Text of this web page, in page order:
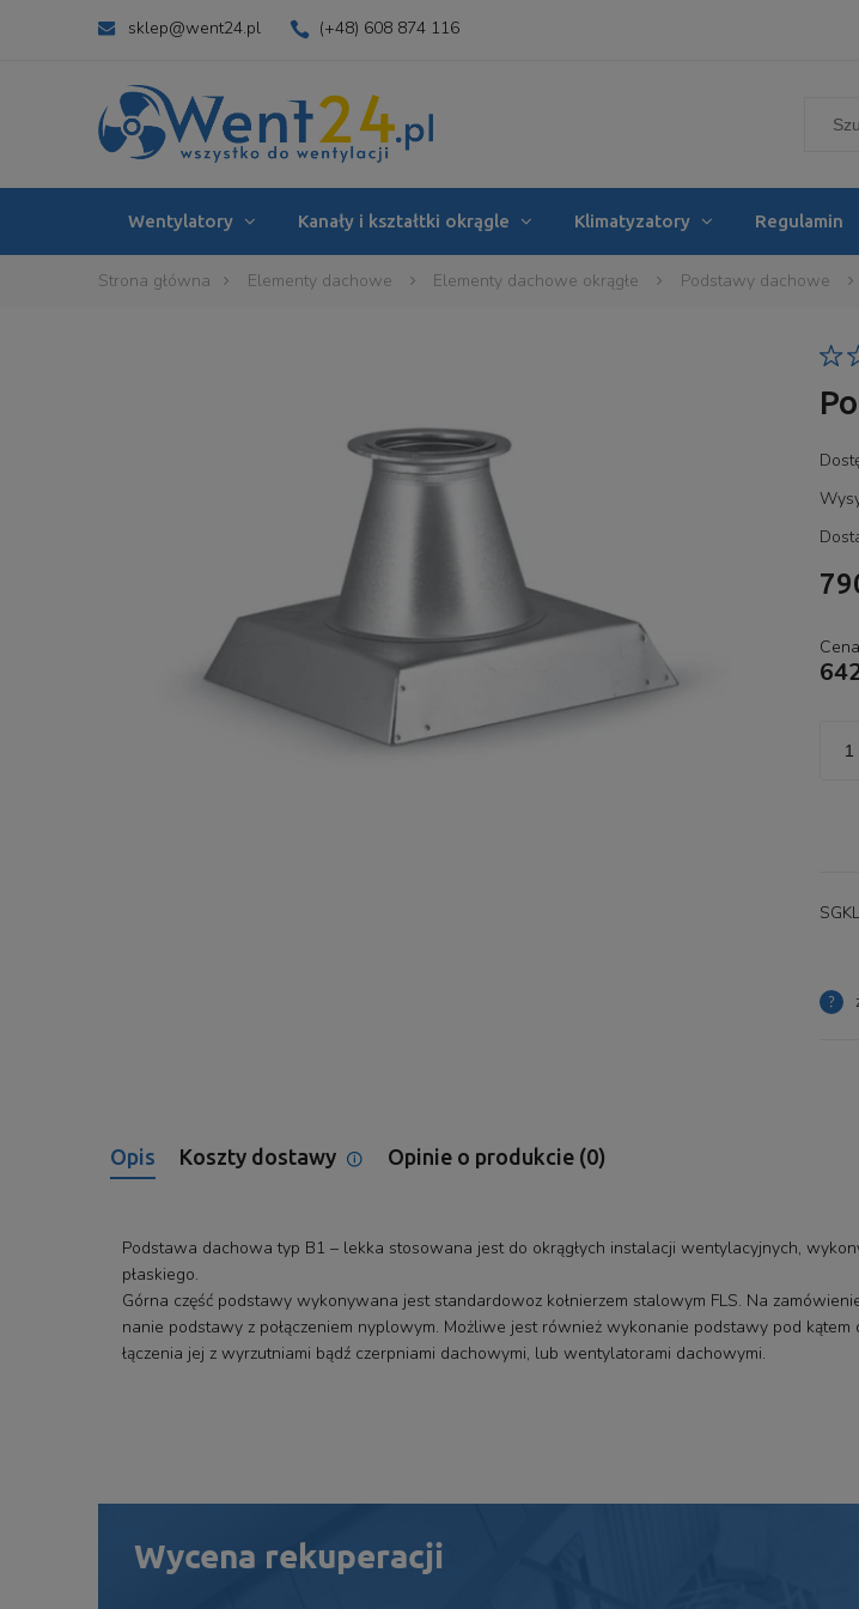
sklep@went24.pl (+48) 608 874 116
Wentylatory Kanały i kształtki okrągle Klimatyzatory Regulamin
Strona główna Elementy dachowe Elementy dachowe okrągłe Podstawy dachowe
Opis Koszty dostawy
płatności
Opinie o produkcie (0)
Podstawa dachowa typ B1 – lekka stosowana jest do okrągłych instalacji wentylacyjnych,
płaskiego.
Górna część podstawy wykonywana jest standardowoz kołnierzem stalowym FLS. Na
nanie podstawy z połączeniem nyplowym. Możliwe jest również wykonanie podstawy pod
łączenia jej z wyrzutniami bądź czerpniami dachowymi, lub wentylatorami dachowymi.
Wycena rekuperacji